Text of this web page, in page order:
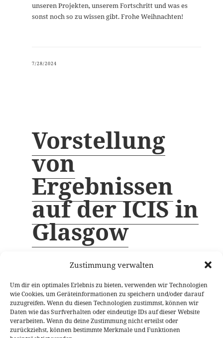
Zustimmung verwalten
Um dir ein optimales Erlebnis zu bieten, verwenden wir Technologien
wie Cookies, um Geräteinformationen zu speichern und/oder darauf
zuzugreifen. Wenn du diesen Technologien zustimmst, können wir
Daten wie das Surfverhalten oder eindeutige IDs auf dieser Website
verarbeiten. Wenn du deine Zustimmung nicht erteilst oder
zurückziehst, können bestimmte Merkmale und Funktionen
unseren Projekten, unserem Fortschritt und was es
sonst noch so zu wissen gibt. Frohe Weihnachten!
7/28/2024
Vorstellung
von
Ergebnissen
auf der ICIS in
Glasgow
haben im Juli neue Ergebnisse zur Rolle des
väterlichen Geruchs für die frühe soziale Entwicklung
auf dem International Congress of Infant Studies (ICIS)
in Glasgow vorgestellt, und viele neue Ideen und
Einblicke in aktuelle Forschungsthemen